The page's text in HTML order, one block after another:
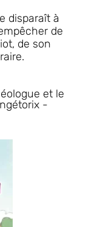
disparaît à
de
de son
et le
-